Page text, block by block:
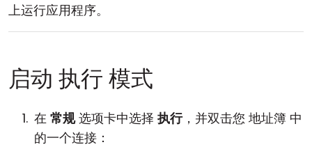
上运行应用程序。
启动 执行 模式
在 常规选项卡中选择 执行，并双击您 地址簿 中
的一个连接：
无人值守访问
MSI 配置
云和本地